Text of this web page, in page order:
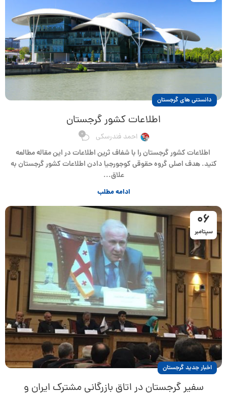
دانستنی های گرجستان
اطلاعات کشور گرجستان
احمد فندرسکی 0
اطلاعات کشور گرجستان را با شفاف ثرین اطلاعات در این مقاله مطالعه
کنید. هدف اصلی گروه حقوقی کوجورجیا دادن اطلاعات کشور گرجستان به
علاق...
ادامه مطلب
06
سپتامبر
اخبار جدید گرجستان
سفیر گرجستان در اتاق بازرگانی مشترک ایران و